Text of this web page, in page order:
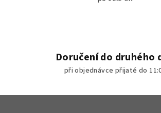
Doručení do druhého
při objednávce přijaté do